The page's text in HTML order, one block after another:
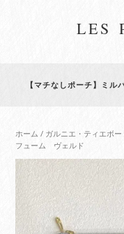
LES
【マチなしポーチ】ミ
ホーム / ガルニエ・ティエボー
フューム ヴェルド